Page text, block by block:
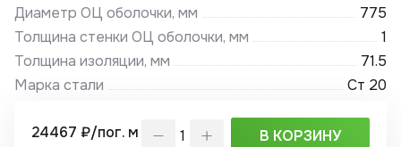
Диаметр ОЦ оболочки, мм
775
Толщина стенки ОЦ оболочки, мм
1
Толщина изоляции, мм
71.5
Марка стали
Ст 20
24467 ₽/пог. м В КОРЗИНУ